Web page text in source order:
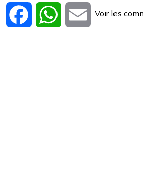
Facebook WhatsApp
Email
Voir les